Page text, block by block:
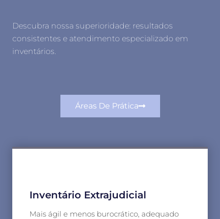
Descubra nossa superioridade: resultados
consistentes e atendimento especializado em
inventários.
Áreas De Prática
Inventário Extrajudicial
Mais ágil e menos burocrático, adequado